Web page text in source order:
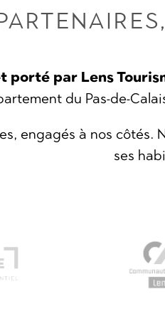
porté par Lens
du Pas-de-
engagés à nos côtés.
ses